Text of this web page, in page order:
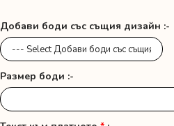
11.66 €
Добави боди със същия дизайн :-
Размер боди :-